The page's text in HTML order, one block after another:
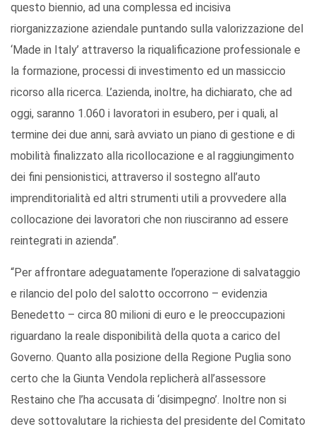
questo biennio, ad una complessa ed incisiva
riorganizzazione aziendale puntando sulla valorizzazione del
‘Made in Italy’ attraverso la riqualificazione professionale e
la formazione, processi di investimento ed un massiccio
ricorso alla ricerca. L’azienda, inoltre, ha dichiarato, che ad
oggi, saranno 1.060 i lavoratori in esubero, per i quali, al
termine dei due anni, sarà avviato un piano di gestione e di
mobilità finalizzato alla ricollocazione e al raggiungimento
dei fini pensionistici, attraverso il sostegno all’auto
imprenditorialità ed altri strumenti utili a provvedere alla
collocazione dei lavoratori che non riusciranno ad essere
reintegrati in azienda”.
“Per affrontare adeguatamente l’operazione di salvataggio
e rilancio del polo del salotto occorrono – evidenzia
Benedetto – circa 80 milioni di euro e le preoccupazioni
riguardano la reale disponibilità della quota a carico del
Governo. Quanto alla posizione della Regione Puglia sono
certo che la Giunta Vendola replicherà all’assessore
Restaino che l’ha accusata di ‘disimpegno’. Inoltre non si
deve sottovalutare la richiesta del presidente del Comitato